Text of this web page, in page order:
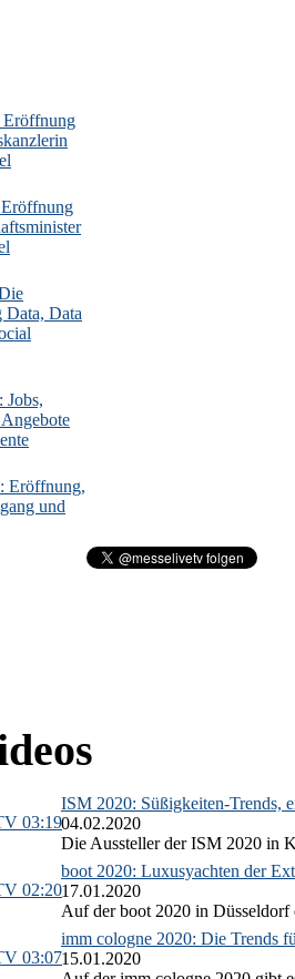
Data
Jobs,
Eröffnung,
und
03:19
ISM 2020: Süßigkeiten-Trends,
04.02.2020
Die Aussteller der ISM 2020 in
02:20
boot 2020: Luxusyachten der
17.01.2020
Auf der boot 2020 in Düsseldorf
03:07
imm cologne 2020: Die Trends
15.01.2020